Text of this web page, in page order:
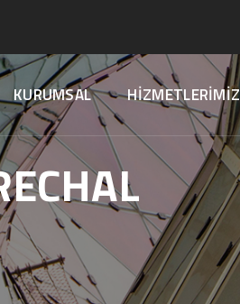
KURUMSAL HİZMETLERİMİZ